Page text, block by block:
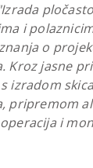
i
o
Kroz jasne
izradom
pripremom
i